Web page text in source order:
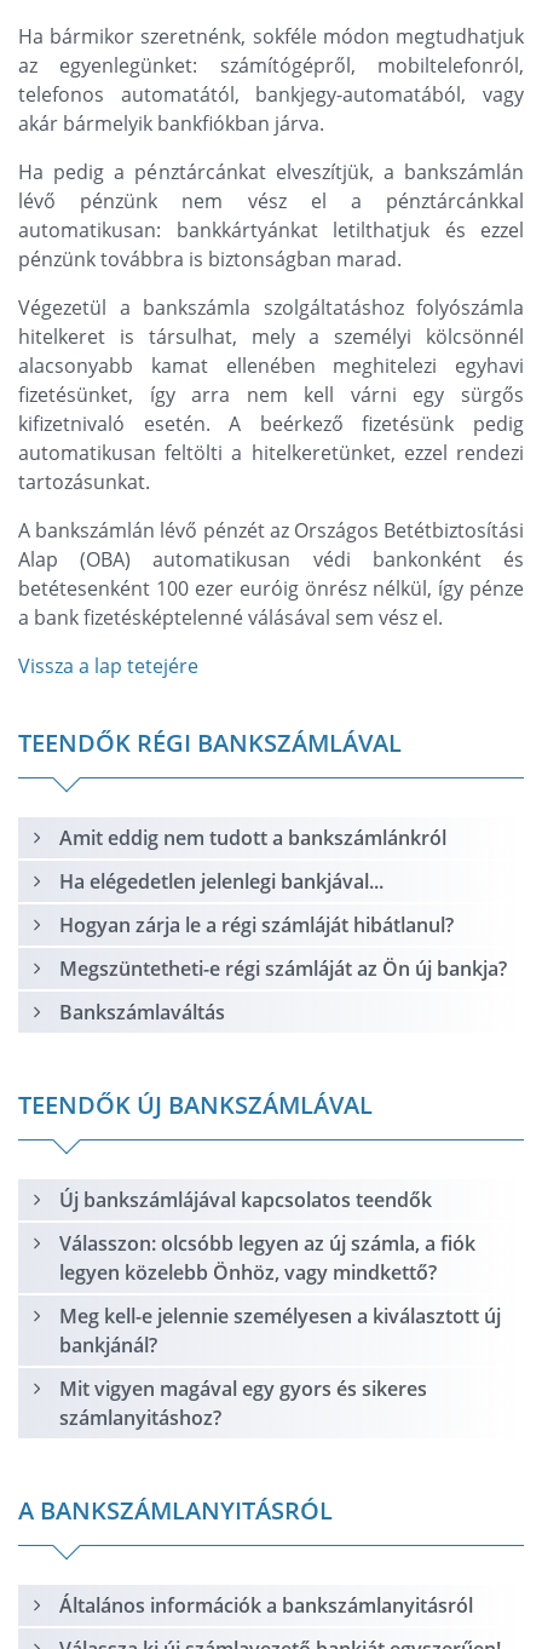
Ha bármikor szeretnénk, sokféle módon megtudhatjuk
az egyenlegünket: számítógépről, mobiltelefonról,
telefonos automatától, bankjegy-automatából, vagy
akár bármelyik bankfiókban járva.
Ha pedig a pénztárcánkat elveszítjük, a bankszámlán
lévő pénzünk nem vész el a pénztárcánkkal
automatikusan: bankkártyánkat letilthatjuk és ezzel
pénzünk továbbra is biztonságban marad.
Végezetül a bankszámla szolgáltatáshoz folyószámla
hitelkeret is társulhat, mely a személyi kölcsönnél
alacsonyabb kamat ellenében meghitelezi egyhavi
fizetésünket, így arra nem kell várni egy sürgős
kifizetnivaló esetén. A beérkező fizetésünk pedig
automatikusan feltölti a hitelkeretünket, ezzel rendezi
tartozásunkat.
A bankszámlán lévő pénzét az Országos Betétbiztosítási
Alap (OBA) automatikusan védi bankonként és
betétesenként 100 ezer euróig önrész nélkül, így pénze
a bank fizetésképtelenné válásával sem vész el.
Vissza a lap tetejére
TEENDŐK RÉGI BANKSZÁMLÁVAL
Amit eddig nem tudott a bankszámlánkról
Ha elégedetlen jelenlegi bankjával...
Hogyan zárja le a régi számláját hibátlanul?
Megszüntetheti-e régi számláját az Ön új bankja?
Bankszámlaváltás
TEENDŐK ÚJ BANKSZÁMLÁVAL
Új bankszámlájával kapcsolatos teendők
Válasszon: olcsóbb legyen az új számla, a fiók
legyen közelebb Önhöz, vagy mindkettő?
Meg kell-e jelennie személyesen a kiválasztott új
bankjánál?
Mit vigyen magával egy gyors és sikeres
számlanyitáshoz?
A BANKSZÁMLANYITÁSRÓL
Általános információk a bankszámlanyitásról